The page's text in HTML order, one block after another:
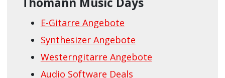
E-Gitarre Angebote
Synthesizer Angebote
Westerngitarre Angebote
Audio Software Deals